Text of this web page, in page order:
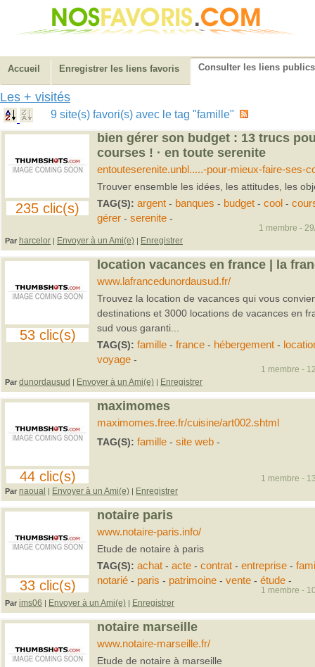
Accueil Enregistrer les liens favoris Consulter les liens publics
Les + visités
9 site(s) favori(s) avec le tag "famille"
235 clic(s)
bien gérer son budget : 13 trucs
courses ! · en toute serenite
entouteserenite.unbl.....-pour-mieux-faire-ses-
Trouver ensemble les idées, les attitudes, les
TAG(S): argent- banques - budget- cool -
gérer- serenite-
Par harcelor | Envoyer à un Ami(e) | Enregistrer
1 membre -
53 clic(s)
location vacances en france | la
www.lafrancedunordausud.fr/
Trouvez la location de vacances qui vous
destinations et 3000 locations de vacances en
sud vous garanti...
TAG(S): famille- france- hébergement-
voyage-
Par dunordausud | Envoyer à un Ami(e) | Enregistrer
1 membre -
44 clic(s)
maximomes
maximomes.free.fr/cuisine/art002.shtml
TAG(S): famille- site web-
Par naoual | Envoyer à un Ami(e) | Enregistrer
1 membre -
33 clic(s)
notaire paris
www.notaire-paris.info/
Etude de notaire à paris
TAG(S): achat- acte- contrat- entreprise-
notarié- paris - patrimoine- vente- étude-
Par ims06 | Envoyer à un Ami(e) | Enregistrer
1 membre -
notaire marseille
www.notaire-marseille.fr/
Etude de notaire à marseille